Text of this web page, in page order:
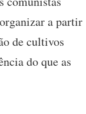
a partir
de cultivos
do que as